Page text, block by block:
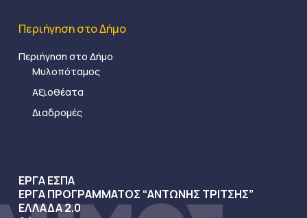
Περιήγηση στο Δήμο
Περιήγηση στο Δήμο
Μυλοπόταμος
Αξιοθέατα
Διαδρομές
ΕΡΓΑ ΕΣΠΑ
ΕΡΓΑ ΠΡΟΓΡΑΜΜΑΤΟΣ “ΑΝΤΩΝΗΣ ΤΡΙΤΣΗΣ”
ΕΛΛΑΔΑ 2.0